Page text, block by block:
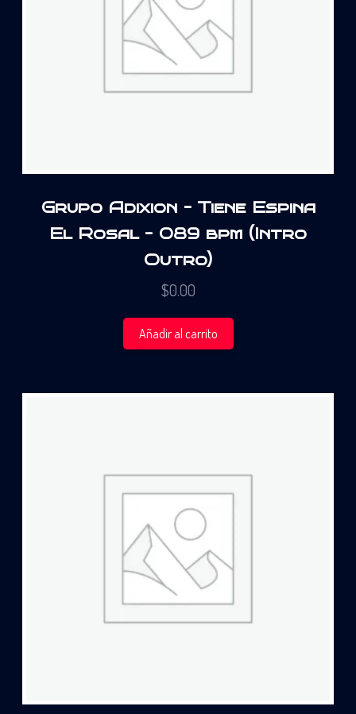
Grupo Adixion – Tiene Espina
El Rosal – 089 bpm (Intro
Outro)
$0.00
Añadir al carrito